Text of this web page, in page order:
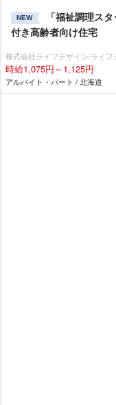
NEW
「福祉調理ス
付き高齢者向け住宅
株式会社ライフデザイン/ライフ
時給1,075円～1,125円
アルバイト・パート / 北海道